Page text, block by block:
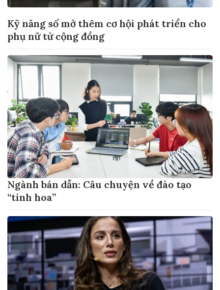
Kỹ năng số mở thêm cơ hội phát triển cho
phụ nữ từ cộng đồng
Ngành bán dẫn: Câu chuyện về đào tạo
“tinh hoa”